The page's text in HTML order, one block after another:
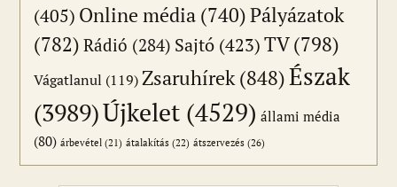
(405) Online média (740)Pályázatok
(782) Rádió (284) Sajtó (423)TV(798)
Vágatlanul (119) Zsaruhírek (848)Észak
(3989)Újkelet (4529) állami média
(80) árbevétel (21) átalakítás (22) átszervezés (26)